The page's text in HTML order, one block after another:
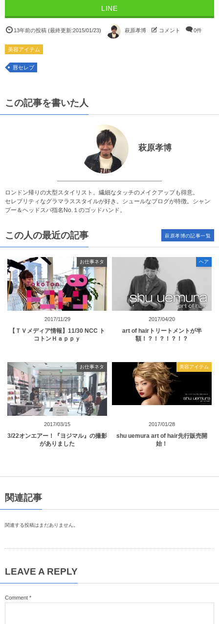
LINE
13年前の投稿 (最終更新:2015/01/23) 萩原孝博 コメント 0件
美容アイテム
唇セレブ
この記事を書いた人
萩原孝博
ロンドン帰りの大型スタイリスト。繊細なタッチのメイクアップも得意。
セレブリティなグラマラススタイルが好き。シュールなブログが特徴。シャン
プー＆ヘッドスパ指名No.１のゴッドハンド。
この人の最近の記事
2017/11/29
お仕事ネタ
【ＴＶメディア情報】11/30 NCC ト
コトンＨａｐｐｙ
2017/04/20
ヘア
art of hairトリートメントが半
額！？！？！？！？
2017/03/15
お仕事ネタ
3/22オンエアー！『ヨジマル』の撮影
がありました
2017/01/28
美容アイテム
shu uemura art of hair先行販売開
始！
萩原孝博の記事一覧
関連記事
関連する投稿はまだありません。
LEAVE A REPLY
Comment *